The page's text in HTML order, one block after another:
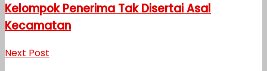
Kelompok Penerima Tak Disertai Asal
Kecamatan
Next Post